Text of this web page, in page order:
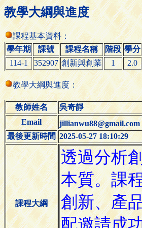
教學大綱與進度
課程基本資料：
學年期
課號 課程名稱 階段 學分
114-1
352907 創新與創業 1 2.0
教學大綱與進度：
教師姓名
吳奇靜
Email
jillianwu88@gmail.com
最後更新時間 2025-05-27 18:10:29
課程大綱